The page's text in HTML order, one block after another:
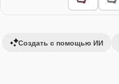
Создать с помощью ИИ